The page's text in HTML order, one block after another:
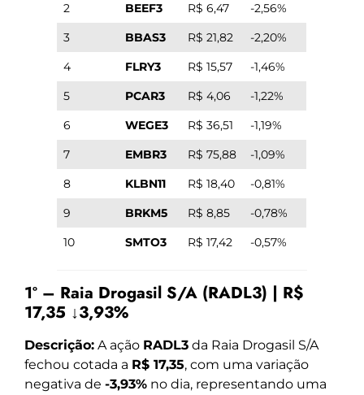
2
BEEF3 R$ 6,47
-2,56%
3
BBAS3 R$ 21,82
-2,20%
4
FLRY3 R$ 15,57
-1,46%
5
PCAR3 R$ 4,06
-1,22%
6
WEGE3 R$ 36,51
-1,19%
7
EMBR3 R$ 75,88
-1,09%
8
KLBN11 R$ 18,40
-0,81%
9
BRKM5 R$ 8,85
-0,78%
10
SMTO3 R$ 17,42 -0,57%
1º – Raia Drogasil S/A (RADL3) | R$
17,35 ↓3,93%
Descrição: A ação RADL3 da Raia Drogasil S/A
fechou cotada a R$ 17,35, com uma variação
negativa de -3,93% no dia, representando uma